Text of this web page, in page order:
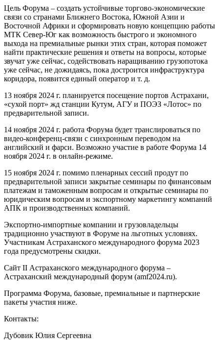
Цель Форума – создать устойчивые торгово-экономические
связи со странами Ближнего Востока, Южной Азии и
Восточной Африки и сформировать новую концепцию работы
МТК Север-Юг как возможность быстрого и экономного
выхода на премиальные рынки этих стран, которая поможет
найти практические решения и ответы на вопросы, которые
звучат уже сейчас, содействовать наращиванию грузопотока
уже сейчас, не дожидаясь, пока достроится инфраструктура
коридора, появится единый оператор и т. д.
13 ноября 2024 г. планируется посещение портов Астрахани,
«сухой порт» жд станции Кутум, АГУ и ПОЭЗ «Лотос» по
предварительной записи.
14 ноября 2024 г. работа Форума будет транслироваться по
видео-конференц-связи с синхронным переводом на
английский и фарси. Возможно участие в работе Форума 14
ноября 2024 г. в онлайн-режиме.
15 ноября 2024 г. помимо пленарных сессий продут по
предварительной записи закрытые семинары по финансовым
платежам и таможенным вопросам и открытые семинары по
юридическим вопросам и экспортному маркетингу компаний
АПК и производственных компаний.
Экспортно-импортные компании и грузовладельцы
традиционно участвуют в Форуме на льготных условиях.
Участникам Астраханского международного форума 2023
года предусмотрены скидки.
Сайт II Астраханского международного форума –
Астраханский международный форум (amf2024.ru).
Программа Форума, базовые, премиальные и партнерские
пакеты участия ниже.
Контакты:
Дубовик Юлия Сергеевна